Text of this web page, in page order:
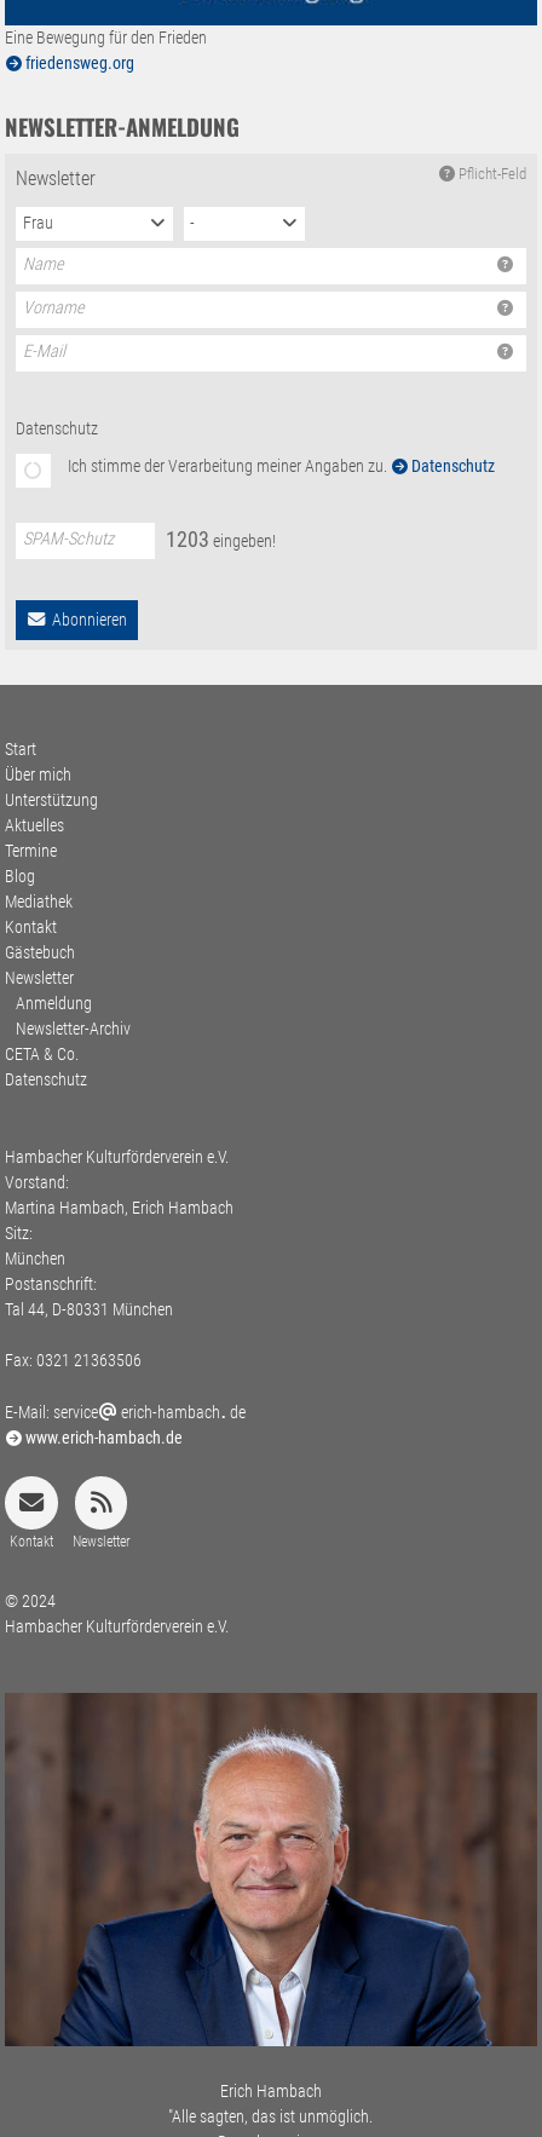
Eine Bewegung für den Frieden
friedensweg.org
NEWSLETTER-ANMELDUNG
Pflicht-Feld
Newsletter
Frau
-
Name
Vorname
E-Mail
Datenschutz
Ich stimme der Verarbeitung meiner Angaben zu.
Datenschutz
SPAM-Schutz 1203 eingeben!
Abonnieren
Start
Über mich
Unterstützung
Aktuelles
Termine
Blog
Mediathek
Kontakt
Gästebuch
Newsletter
Anmeldung
Newsletter-Archiv
CETA & Co.
Datenschutz
Hambacher Kulturförderverein e.V.
Vorstand:
Martina Hambach, Erich Hambach
Sitz:
München
Postanschrift:
Tal 44, D-80331 München
Fax: 0321 21363506
E-Mail: service erich-hambach de
www.erich-hambach.de
Kontakt Newsletter
© 2024
Hambacher Kulturförderverein e.V.
Erich Hambach
"Alle sagten, das ist unmöglich.